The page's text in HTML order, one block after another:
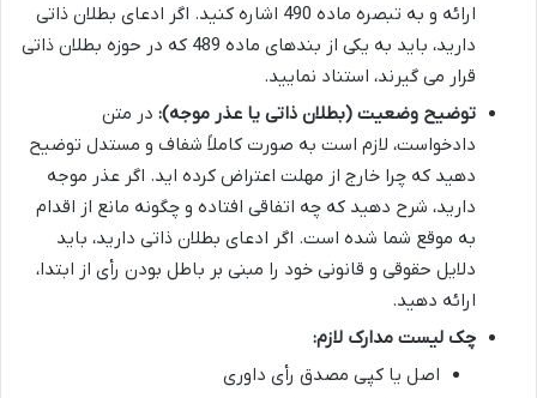
ارائه و به تبصره ماده 490 اشاره کنید. اگر ادعای بطلان ذاتی
دارید، باید به یکی از بندهای ماده 489 که در حوزه بطلان ذاتی
قرار می گیرند، استناد نمایید.
توضیح وضعیت (بطلان ذاتی یا عذر موجه): در متن
دادخواست، لازم است به صورت کاملاً شفاف و مستدل توضیح
دهید که چرا خارج از مهلت اعتراض کرده اید. اگر عذر موجه
دارید، شرح دهید که چه اتفاقی افتاده و چگونه مانع از اقدام
به موقع شما شده است. اگر ادعای بطلان ذاتی دارید، باید
دلایل حقوقی و قانونی خود را مبنی بر باطل بودن رأی از ابتدا،
ارائه دهید.
چک لیست مدارک لازم:
اصل یا کپی مصدق رأی داوری